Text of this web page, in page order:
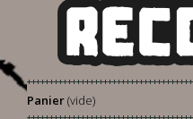
Panier(vide)